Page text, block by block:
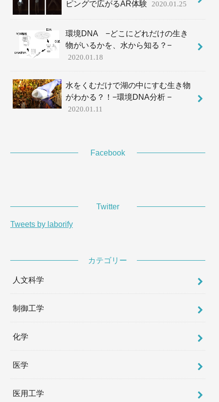
ピングで広がるAR体験 2020.01.25
環境DNA −どこにどれだけの生き
物がいるかを、水から知る？−
2020.01.18
水をくむだけで湖の中にすむ生き物
がわかる？！−環境DNA分析 −
2020.01.11
Facebook
Twitter
Tweets by laborify
カテゴリー
人文科学
制御工学
化学
医学
医用工学